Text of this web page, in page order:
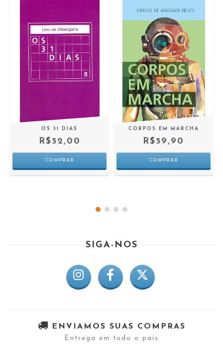
OS 31 DIAS
R$52,00
CORPOS EM MARCHA
R$59,90
SIGA-NOS
ENVIAMOS SUAS COMPRAS
Entrega em todo o país